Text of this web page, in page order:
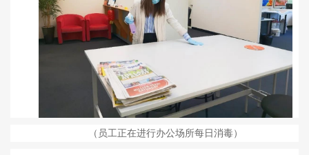
（员工正在进行办公场所每日消毒）